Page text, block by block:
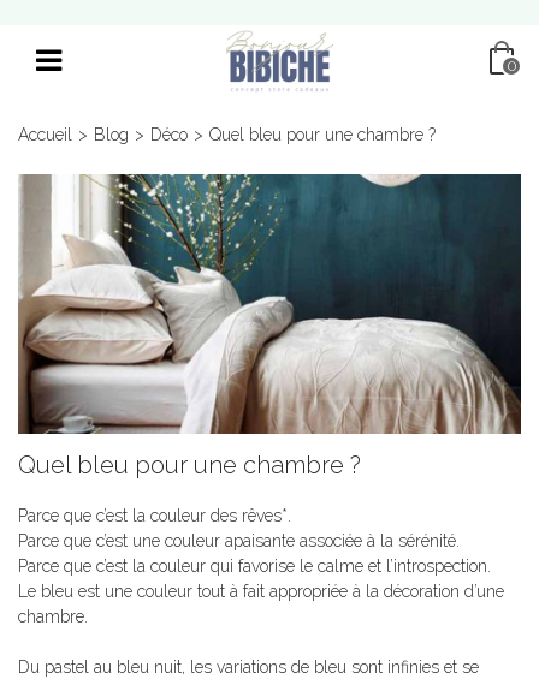
0
Accueil > Blog > Déco > Quel bleu pour une chambre ?
Quel bleu pour une chambre ?
Parce que c’est la couleur des rêves*.
Parce que c’est une couleur apaisante associée à la sérénité.
Parce que c’est la couleur qui favorise le calme et l’introspection.
Le bleu est une couleur tout à fait appropriée à la décoration d’une
chambre.
Du pastel au bleu nuit, les variations de bleu sont infinies et se